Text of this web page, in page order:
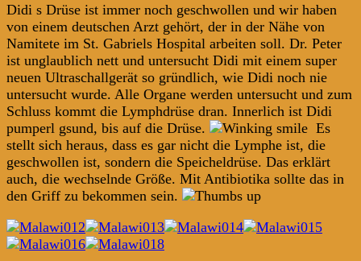
Didi s Drüse ist immer noch geschwollen und wir haben
von einem deutschen Arzt gehört, der in der Nähe von
Namitete im St. Gabriels Hospital arbeiten soll. Dr. Peter
ist unglaublich nett und untersucht Didi mit einem super
neuen Ultraschallgerät so gründlich, wie Didi noch nie
untersucht wurde. Alle Organe werden untersucht und zum
Schluss kommt die Lymphdrüse dran. Innerlich ist Didi
pumperl gsund, bis auf die Drüse.
Es
stellt sich heraus, dass es gar nicht die Lymphe ist, die
geschwollen ist, sondern die Speicheldrüse. Das erklärt
auch, die wechselnde Größe. Mit Antibiotika sollte das in
den Griff zu bekommen sein.